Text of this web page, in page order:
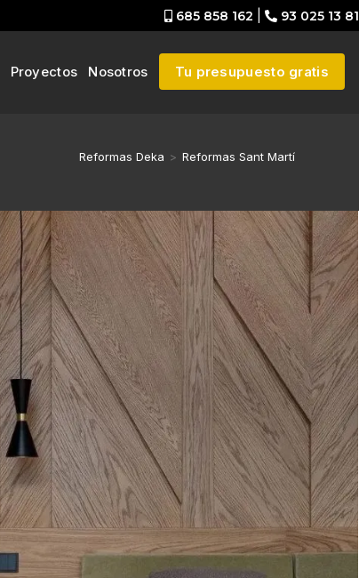
685 858 162 93 025 13 81
Proyectos Nosotros Tu presupuesto gratis
Reformas Deka > Reformas Sant Martí